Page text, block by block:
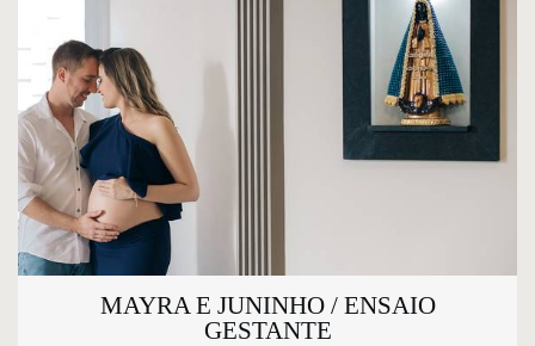
MAYRA E JUNINHO / ENSAIO
GESTANTE